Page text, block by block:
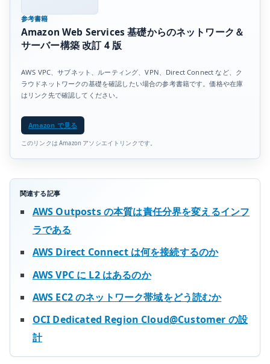
参考書籍
Amazon Web Services 基礎からのネットワーク＆
サーバー構築 改訂 4 版
AWS VPC、サブネット、ルーティング、VPN、Direct Connect など、ク
ラウドネットワークの基礎を確認したい場合の参考書籍です。価格や在庫
はリンク先で確認してください。
Amazon で見る
このリンクは Amazon アソシエイトリンクです。
関連する記事
AWS Outposts の本質は責任分界を変えるインフ
ラである
AWS Direct Connect は何を接続するのか
AWS VPC に L2 はあるのか
AWS EC2 のネットワーク帯域をどう読むか
OCI Dedicated Region Cloud@Customer の設
計